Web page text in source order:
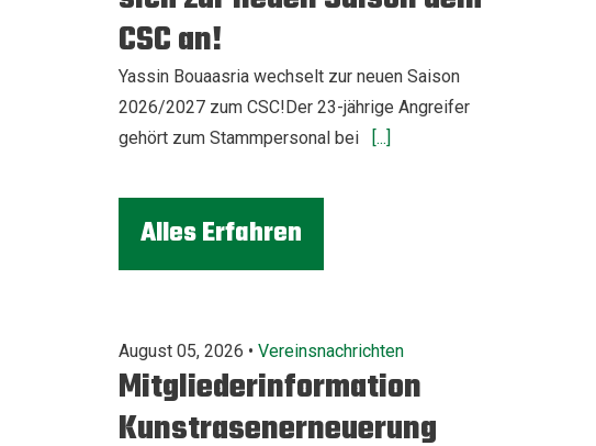
CSC an!
Yassin Bouaasria wechselt zur neuen Saison
2026/2027 zum CSC!Der 23-jährige Angreifer
gehört zum Stammpersonal bei
[...]
Alles Erfahren
August 05, 2026 • Vereinsnachrichten
Mitgliederinformation
Kunstrasenerneuerung